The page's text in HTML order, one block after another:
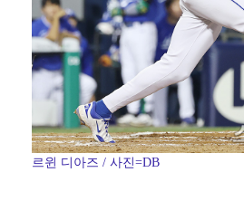
르윈 디아즈 / 사진=DB